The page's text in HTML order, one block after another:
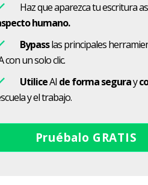
Haz que aparezca tu escritura
humano.
Bypasslas principales
con un solo clic.
UtiliceAI de forma seguray
y el trabajo.
Pruébalo GRATIS